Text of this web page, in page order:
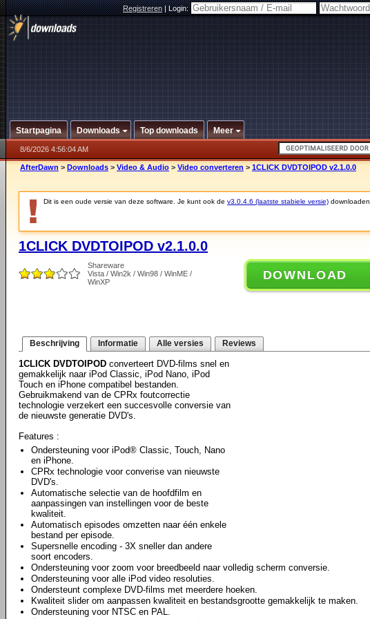
Registreren|Login:
Startpagina Downloads Top downloads Meer
8/6/2026 4:56:04 AM
AfterDawn > Downloads > Video & Audio > Video converteren > 1CLICK DVDTOIPOD v2.1.0.0
Dit is een oude versie van deze software. Je kunt ook de v3.0.4.6 (laatste stabiele versie) downloaden.
1CLICK DVDTOIPOD v2.1.0.0
Shareware
Vista / Win2k / Win98 / WinME /
WinXP
DOWNLOAD
Beschrijving Informatie Alle versies Reviews
1CLICK DVDTOIPOD converteert DVD-films snel en
gemakkelijk naar iPod Classic, iPod Nano, iPod
Touch en iPhone compatibel bestanden.
Gebruikmakend van de CPRx foutcorrectie
technologie verzekert een succesvolle conversie van
de nieuwste generatie DVD's.
Features :
Ondersteuning voor iPod® Classic, Touch, Nano
en iPhone.
CPRx technologie voor converise van nieuwste
DVD's.
Automatische selectie van de hoofdfilm en
aanpassingen van instellingen voor de beste
kwaliteit.
Automatisch episodes omzetten naar één enkele
bestand per episode.
Supersnelle encoding - 3X sneller dan andere
soort encoders.
Ondersteuning voor zoom voor breedbeeld naar volledig scherm conversie.
Ondersteuning voor alle iPod video resoluties.
Ondersteunt complexe DVD-films met meerdere hoeken.
Kwaliteit slider om aanpassen kwaliteit en bestandsgrootte gemakkelijk te maken.
Ondersteuning voor NTSC en PAL.